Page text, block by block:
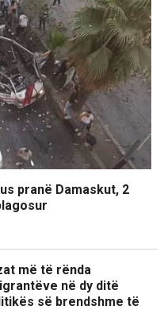
pranë Damaskut, 2
më të rënda
në dy ditë
së brendshme të